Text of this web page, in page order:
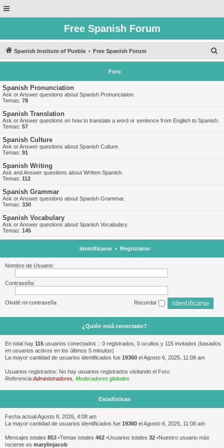
Free Spanish Forum
Spanish Institute of Puebla Free Spanish Forum
u
Foro
Spanish Pronunciation
Ask or Answer questions about Spanish Pronunciation.
Temas: 78
Spanish Translation
Ask or Answer questions on how to translate a word or sentence from English to Spanish.
Temas: 57
Spanish Culture
Ask or Answer questions about Spanish Culture.
Temas: 91
Spanish Writing
Ask and Answer questions about Written Spanish.
Temas: 112
Spanish Grammar
Ask or Answer questions about Spanish Grammar.
Temas: 330
Spanish Vocabulary
Ask or Answer questions about Spanish Vocabulary.
Temas: 145
Identificarse• Registrarse
Nombre de Usuario:
Contraseña:
Olvidé mi contraseña Recordar
¿Quién está conectado?
En total hay 115 usuarios conectados :: 0 registrados, 0 ocultos y 115 invitados (basados
en usuarios activos en los últimos 5 minutos)
La mayor cantidad de usuarios identificados fue 19360 el Agosto 6, 2025, 11:08 am
Usuarios registrados: No hay usuarios registrados visitando el Foro
Referencia:Administradores Moderadores globales
Estadísticas
Fecha actual Agosto 8, 2026, 4:08 am
La mayor cantidad de usuarios identificados fue 19360 el Agosto 6, 2025, 11:08 am
Mensajes totales 853 •Temas totales 462 •Usuarios totales 32 •Nuestro usuario más
reciente es marylinjacob